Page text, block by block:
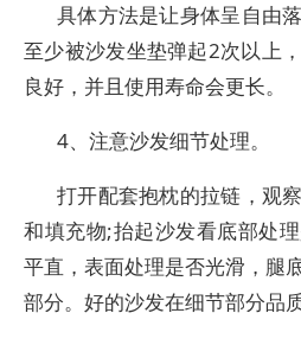
具体方法是让身体呈自由
至少被沙发坐垫弹起2次以上
良好，并且使用寿命会更长。
4、注意沙发细节处理。
打开配套抱枕的拉链，观
和填充物;抬起沙发看底部处
平直，表面处理是否光滑，腿
部分。好的沙发在细节部分品